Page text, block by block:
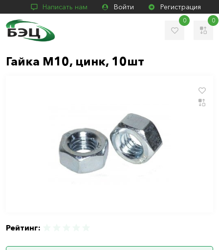
Написать нам Войти Регистрация
0 0
Гайка М10, цинк, 10шт
Рейтинг: